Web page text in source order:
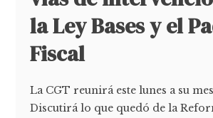
la Ley Bases y el
Fiscal
La CGT reunirá este lunes a su
Discutirá lo que quedó de la